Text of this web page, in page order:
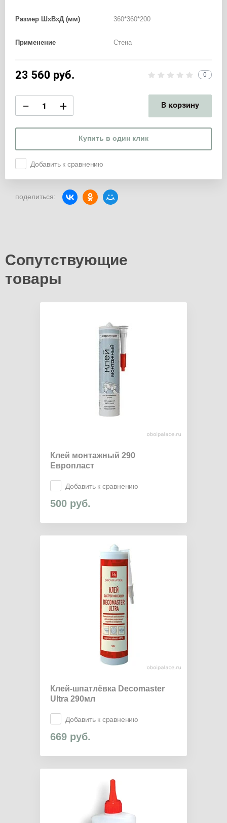
Размер ШхВхД (мм) 360*360*200
Применение Стена
23 560 руб. 0
− + В корзину
Купить в один клик
Добавить к сравнению
поделиться:
Сопутствующие
товары
Клей монтажный 290
Европласт
Добавить к сравнению
500 руб.
Клей-шпатлёвка Decomaster
Ultra 290мл
Добавить к сравнению
669 руб.